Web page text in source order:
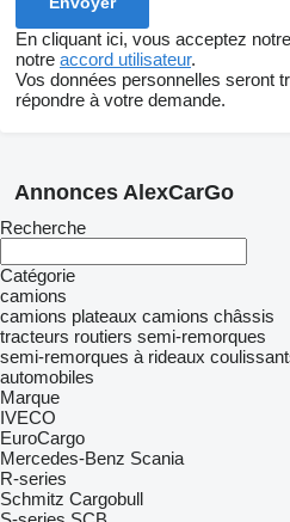
En cliquant ici, vous acceptez notre
notre accord utilisateur.
Vos données personnelles seront
répondre à votre demande.
Annonces AlexCarGo
Recherche
Catégorie
camions
camions plateaux camions châssis
tracteurs routiers semi-remorques
semi-remorques à rideaux
automobiles
Marque
IVECO
EuroCargo
Mercedes-Benz Scania
R-series
Schmitz Cargobull